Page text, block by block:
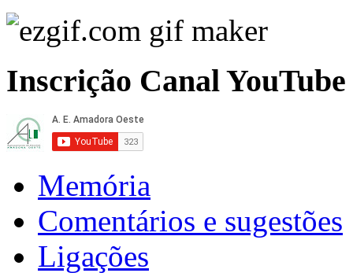
Inscrição Canal YouTube
Memória
Comentários e sugestões
Ligações